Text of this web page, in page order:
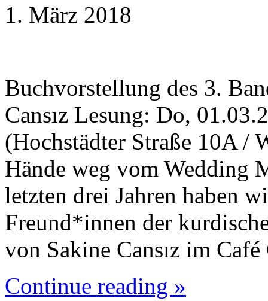
1. März 2018
Buchvorstellung des 3.
Cansız Lesung: Do,
(Hochstädter Straße 10A /
Hände weg vom Wedding
letzten drei Jahren haben
Freund*innen der
von Sakine Cansız im
Continue reading »